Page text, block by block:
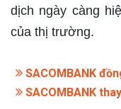
dịch ngày càng
của thị trường.
SACOMBANK
SACOMBANK